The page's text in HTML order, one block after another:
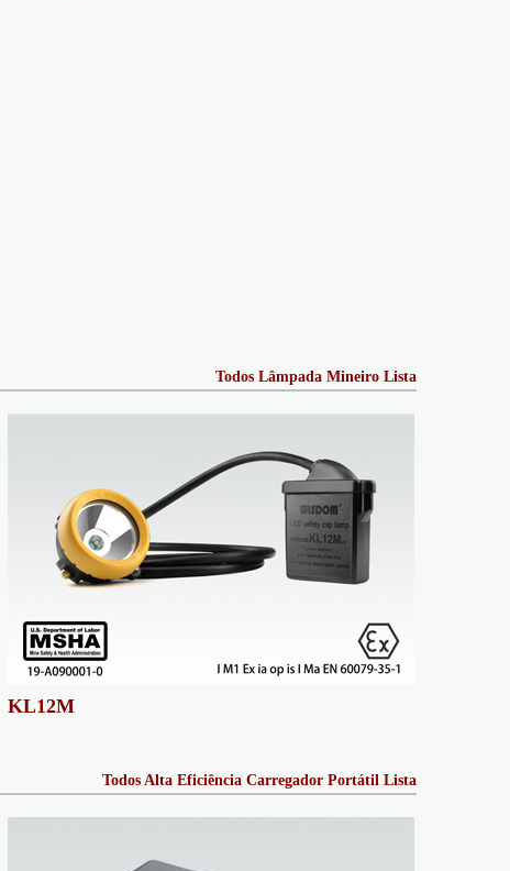
Todos Lâmpada Mineiro Lista
KL12M
Todos Alta Eficiência Carregador Portátil Lista